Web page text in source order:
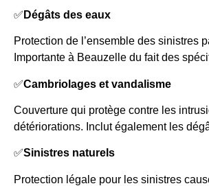
✅ Dégâts des eaux
Protection de l’ensemble des sinistres
Importante à Beauzelle du fait des
✅Cambriolages et vandalisme
Couverture qui protège contre les
détériorations. Inclut également les
✅Sinistres naturels
Protection légale pour les sinistres